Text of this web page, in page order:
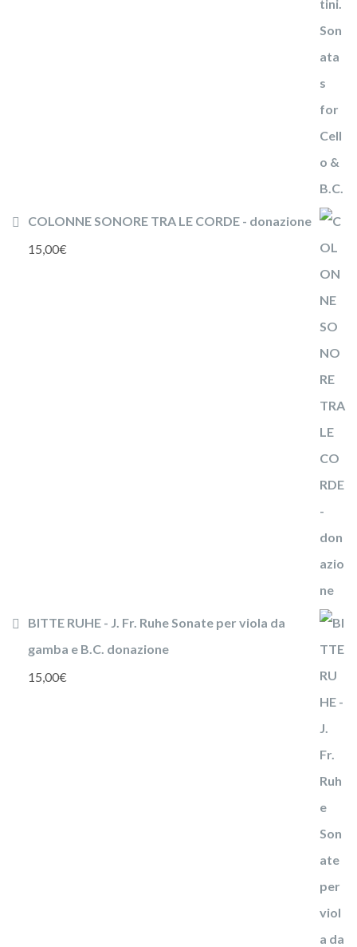
COLONNE SONORE TRA LE CORDE - donazione
15,00€
BITTE RUHE - J. Fr. Ruhe Sonate per viola da
gamba e B.C. donazione
15,00€